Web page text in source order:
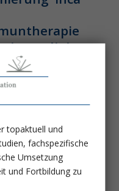
sonde
topaktuell und
fachspezifische
Umsetzung
und Fortbildung zu